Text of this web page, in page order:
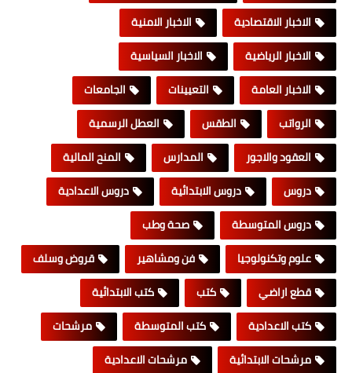
الاخبار الاقتصادية
الاخبار الامنية
الاخبار الرياضية
الاخبار السياسية
الاخبار العامة
التعيينات
الجامعات
الرواتب
الطقس
العطل الرسمية
العقود والاجور
المدارس
المنح المالية
دروس
دروس الابتدائية
دروس الاعدادية
دروس المتوسطة
صحة وطب
علوم وتكنولوجيا
فن ومشاهير
قروض وسلف
قطع اراضي
كتب
كتب الابتدائية
كتب الاعدادية
كتب المتوسطة
مرشحات
مرشحات الابتدائية
مرشحات الاعدادية